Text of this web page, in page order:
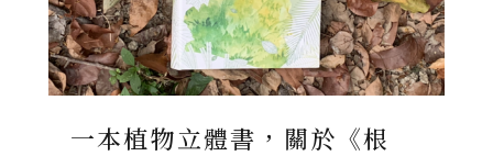
一本植物立體書，關於《根